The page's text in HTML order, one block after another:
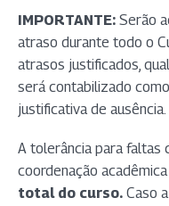
IMPORTANTE: Serão
atraso durante todo o
atrasos justificados,
será contabilizado
justificativa de ausência.
A tolerância para faltas
coordenação
total do curso. Caso